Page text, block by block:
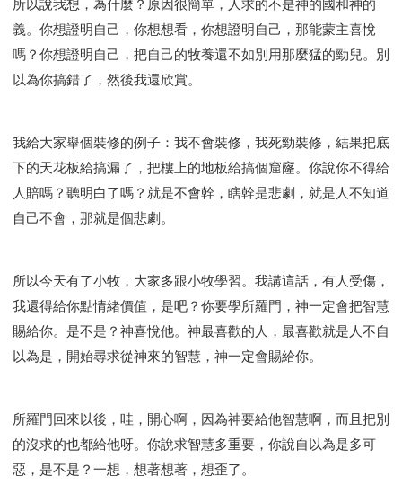
所以說我想，為什麼？原因很簡單，人求的不是神的國和神的
義。你想證明自己，你想想看，你想證明自己，那能蒙主喜悅
嗎？你想證明自己，把自己的牧養還不如別用那麼猛的勁兒。別
以為你搞錯了，然後我還欣賞。
我給大家舉個裝修的例子：我不會裝修，我死勁裝修，結果把底
下的天花板給搞漏了，把樓上的地板給搞個窟窿。你說你不得給
人賠嗎？聽明白了嗎？就是不會幹，瞎幹是悲劇，就是人不知道
自己不會，那就是個悲劇。
所以今天有了小牧，大家多跟小牧學習。我講這話，有人受傷，
我還得給你點情緒價值，是吧？你要學所羅門，神一定會把智慧
賜給你。是不是？神喜悅他。神最喜歡的人，最喜歡就是人不自
以為是，開始尋求從神來的智慧，神一定會賜給你。
所羅門回來以後，哇，開心啊，因為神要給他智慧啊，而且把別
的沒求的也都給他呀。你說求智慧多重要，你說自以為是多可
惡，是不是？一想，想著想著，想歪了。